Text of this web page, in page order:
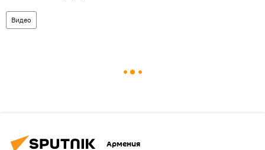
Видео
Армения